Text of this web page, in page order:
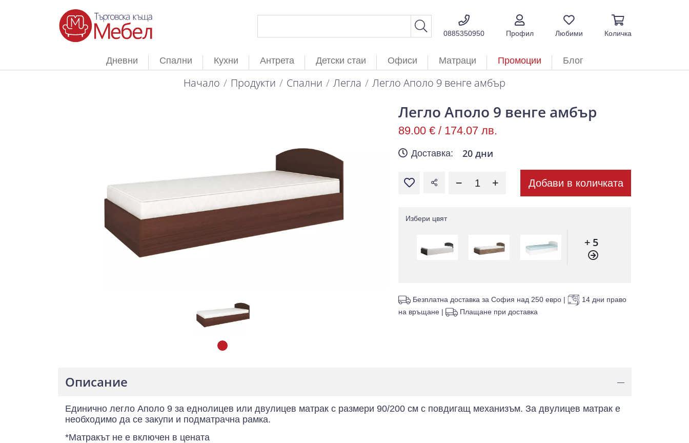
0885350950 Профил Любими Количка
Дневни Спални Кухни Антрета Детски стаи Офиси Матраци Промоции Блог
Начало Продукти Спални Легла Легло Аполо 9 венге амбър
Легло Аполо 9 венге амбър
89.00 € / 174.07 лв.
Доставка: 20 дни
Добави в количката
Избери цвят
+ 5
Безплатна доставка за София над 250 евро |
14 дни право
на връщане | Плащане при доставка
Описание —
Единично легло Аполо 9 за еднолицев или двулицев матрак с размери 90/200 см с повдигащ механизъм. За двулицев матрак е
необходимо да се закупи и подматрачна рамка.
*Матракът не е включен в цената